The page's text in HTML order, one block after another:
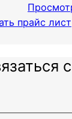
прайс лист